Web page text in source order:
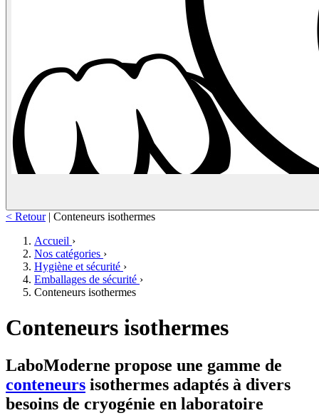
< Retour | Conteneurs isothermes
Accueil ›
Nos catégories ›
Hygiène et sécurité ›
Emballages de sécurité ›
Conteneurs isothermes
Conteneurs isothermes
LaboModerne propose une gamme de
conteneurs isothermes adaptés à divers
besoins de cryogénie en laboratoire